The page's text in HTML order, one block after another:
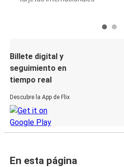
Billete digital y
seguimiento en
tiempo real
Descubre la App de Flix
En esta página